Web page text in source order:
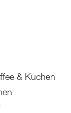
& Kuchen